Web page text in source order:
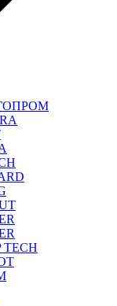
TECH